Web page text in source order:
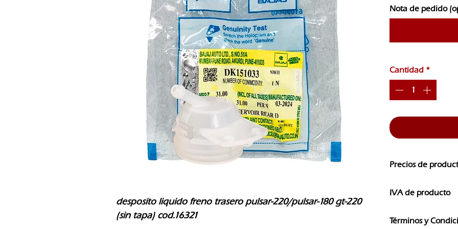
desposito liquido freno trasero pulsar-220/pulsar-180 gt-220
(sin tapa) cod.16321
Nota de pedido
Cantidad *
Precios de
CAMBIOS SIN
IVA de producto
IVA
Términos y